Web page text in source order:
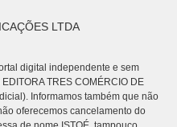
LTDA
digital independente e sem
TRES COMÉRCIO DE
Informamos também que não
oferecemos cancelamento do